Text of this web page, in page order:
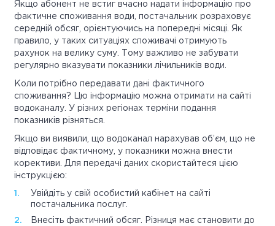
Якщо абонент не встиг вчасно надати інформацію про
фактичне споживання води, постачальник розраховує
середній обсяг, орієнтуючись на попередні місяці. Як
правило, у таких ситуаціях споживачі отримують
рахунок на велику суму. Тому важливо не забувати
регулярно вказувати показники лічильників води.
Коли потрібно передавати дані фактичного
споживання? Цю інформацію можна отримати на сайті
водоканалу. У різних регіонах терміни подання
показників різняться.
Якщо ви виявили, що водоканал нарахував об’єм, що не
відповідає фактичному, у показники можна внести
корективи. Для передачі даних скористайтеся цією
інструкцією:
Увійдіть у свій особистий кабінет на сайті
постачальника послуг.
Внесіть фактичний обсяг. Різниця має становити до